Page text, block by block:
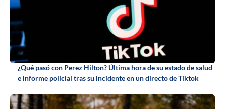
¿Qué pasó con Perez Hilton? Última hora de su estado de salud
e informe policial tras su incidente en un directo de Tiktok